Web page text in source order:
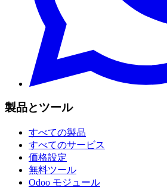
製品とツール
すべての製品
すべてのサービス
価格設定
無料ツール
Odoo モジュール